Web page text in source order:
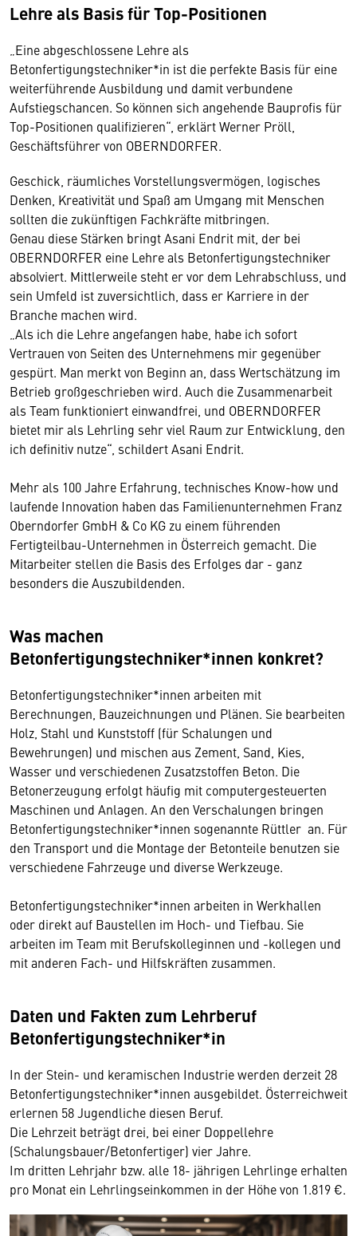
Lehre als Basis für Top-Positionen
„Eine abgeschlossene Lehre als
Betonfertigungstechniker*in ist die perfekte Basis für eine
weiterführende Ausbildung und damit verbundene
Aufstiegschancen. So können sich angehende Bauprofis für
Top-Positionen qualifizieren“, erklärt Werner Pröll,
Geschäftsführer von OBERNDORFER.
Geschick, räumliches Vorstellungsvermögen, logisches
Denken, Kreativität und Spaß am Umgang mit Menschen
sollten die zukünftigen Fachkräfte mitbringen.
Genau diese Stärken bringt Asani Endrit mit, der bei
OBERNDORFER eine Lehre als Betonfertigungstechniker
absolviert. Mittlerweile steht er vor dem Lehrabschluss, und
sein Umfeld ist zuversichtlich, dass er Karriere in der
Branche machen wird.
„Als ich die Lehre angefangen habe, habe ich sofort
Vertrauen von Seiten des Unternehmens mir gegenüber
gespürt. Man merkt von Beginn an, dass Wertschätzung im
Betrieb großgeschrieben wird. Auch die Zusammenarbeit
als Team funktioniert einwandfrei, und OBERNDORFER
bietet mir als Lehrling sehr viel Raum zur Entwicklung, den
ich definitiv nutze“, schildert Asani Endrit.
Mehr als 100 Jahre Erfahrung, technisches Know-how und
laufende Innovation haben das Familienunternehmen Franz
Oberndorfer GmbH & Co KG zu einem führenden
Fertigteilbau-Unternehmen in Österreich gemacht. Die
Mitarbeiter stellen die Basis des Erfolges dar - ganz
besonders die Auszubildenden.
Was machen
Betonfertigungstechniker*innen konkret?
Betonfertigungstechniker*innen arbeiten mit
Berechnungen, Bauzeichnungen und Plänen. Sie bearbeiten
Holz, Stahl und Kunststoff (für Schalungen und
Bewehrungen) und mischen aus Zement, Sand, Kies,
Wasser und verschiedenen Zusatzstoffen Beton. Die
Betonerzeugung erfolgt häufig mit computergesteuerten
Maschinen und Anlagen. An den Verschalungen bringen
Betonfertigungstechniker*innen sogenannte Rüttler an. Für
den Transport und die Montage der Betonteile benutzen sie
verschiedene Fahrzeuge und diverse Werkzeuge.
Betonfertigungstechniker*innen arbeiten in Werkhallen
oder direkt auf Baustellen im Hoch- und Tiefbau. Sie
arbeiten im Team mit Berufskolleginnen und -kollegen und
mit anderen Fach- und Hilfskräften zusammen.
Daten und Fakten zum Lehrberuf
Betonfertigungstechniker*in
In der Stein- und keramischen Industrie werden derzeit 28
Betonfertigungstechniker*innen ausgebildet. Österreichweit
erlernen 58 Jugendliche diesen Beruf.
Die Lehrzeit beträgt drei, bei einer Doppellehre
(Schalungsbauer/Betonfertiger) vier Jahre.
Im dritten Lehrjahr bzw. alle 18- jährigen Lehrlinge erhalten
pro Monat ein Lehrlingseinkommen in der Höhe von 1.819 €.